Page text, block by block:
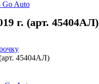
г. (арт. 45404АЛ)
45404АЛ)